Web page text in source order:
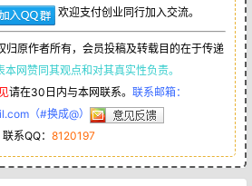
欢迎支付创业同行加入交流。
归原作者所有，会员投稿及转载目的在于传递
本网赞同其观点和对其真实性负责。
请在30日内与本网联系。 联系邮箱：
（#换成@）
联系QQ： 8120197